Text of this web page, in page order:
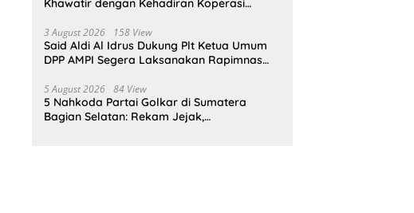
Khawatir dengan Kehadiran Koperasi
3 August 2026 158 View
Said Aldi Al Idrus Dukung Plt Ketua Umum
DPP AMPI Segera Laksanakan Rapimnas
5 August 2026 84 View
5 Nahkoda Partai Golkar di Sumatera
Bagian Selatan: Rekam Jejak,